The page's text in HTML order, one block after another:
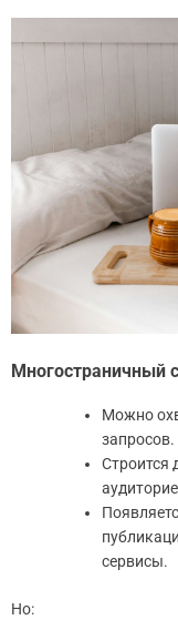
Многостраничный
Можно
запросов.
Строится
сервисы.
Но: